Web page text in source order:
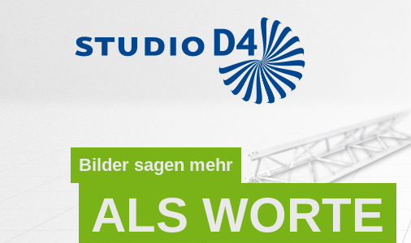
Bilder sagen mehr
ALS WORTE